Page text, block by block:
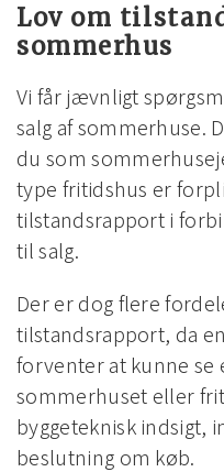
Lov om
sommerhus
Vi får jævnligt
salg af sommerhuse.
du som
type fritidshus er
tilstandsrapport i
til salg.
Der er dog flere
tilstandsrapport, da
forventer at kunne se
sommerhuset eller
byggeteknisk indsigt,
beslutning om køb.